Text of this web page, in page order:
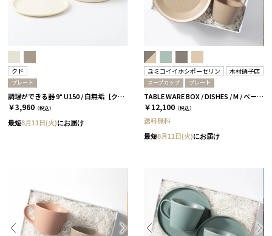
クド
プレート
調理ができる器 9° U150 / 白無垢［クド］
￥3,960 （税込）
最短8月11日(火)にお届け
ユミコイイホシポーセリン 木村硝子店
スープカップ プレート
TABLE WARE BOX / DISHES / M / ベージュ［イイホシユミコ×木村硝子店］
￥12,100 （税込）
送料無料
最短8月11日(火)にお届け